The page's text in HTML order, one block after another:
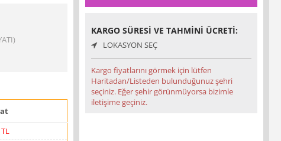
TL
KARGO SÜRESI VE TAHMINI ÜCRETI:
LOKASYON SEÇ
Kargo fiyatlarını görmek için lütfen
Haritadan/Listeden bulunduğunuz şehri
seçiniz. Eğer şehir görünmüyorsa bizimle
iletişime geçiniz.